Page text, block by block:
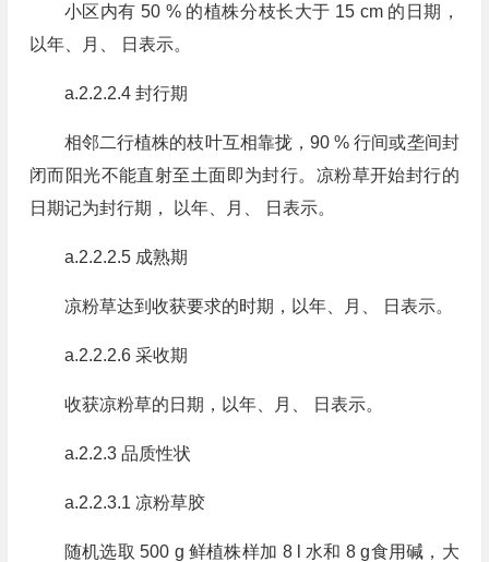
小区内有 50 % 的植株分枝长大于 15 cm 的日期，
以年、月、 日表示。
a.2.2.2.4 封行期
相邻二行植株的枝叶互相靠拢，90 % 行间或垄间封
闭而阳光不能直射至土面即为封行。凉粉草开始封行的
日期记为封行期， 以年、月、 日表示。
a.2.2.2.5 成熟期
凉粉草达到收获要求的时期，以年、月、 日表示。
a.2.2.2.6 采收期
收获凉粉草的日期，以年、月、 日表示。
a.2.2.3 品质性状
a.2.2.3.1 凉粉草胶
随机选取 500 g 鲜植株样加 8 l 水和 8 g食用碱，大